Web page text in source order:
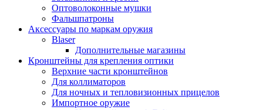
Оптоволоконные мушки
Фальшпатроны
Аксессуары по маркам оружия
Blaser
Дополнительные магазины
Кронштейны для крепления оптики
Верхние части кронштейнов
Для коллиматоров
Для ночных и тепловизионных прицелов
Импортное оружие